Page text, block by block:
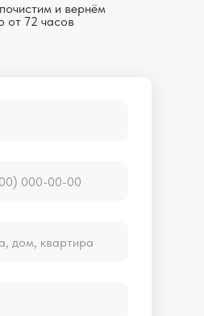
и вернём
от 72 часов